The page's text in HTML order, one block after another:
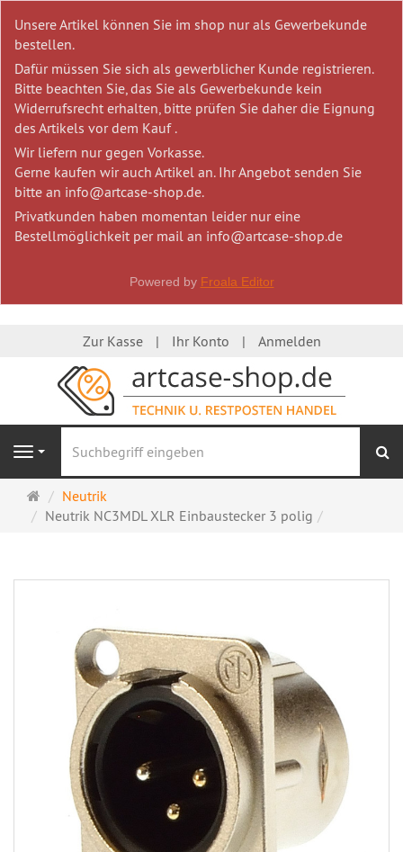
Unsere Artikel können Sie im shop nur als Gewerbekunde
bestellen.
Dafür müssen Sie sich als gewerblicher Kunde registrieren.
Bitte beachten Sie, das Sie als Gewerbekunde kein
Widerrufsrecht erhalten, bitte prüfen Sie daher die Eignung
des Artikels vor dem Kauf .
Wir liefern nur gegen Vorkasse.
Gerne kaufen wir auch Artikel an. Ihr Angebot senden Sie
bitte an info@artcase-shop.de.
Privatkunden haben momentan leider nur eine
Bestellmöglichkeit per mail an info@artcase-shop.de
Powered by Froala Editor
Zur Kasse Ihr Konto Anmelden
Navigation
Startseite
Neutrik
Neutrik NC3MDL XLR Einbaustecker 3 polig